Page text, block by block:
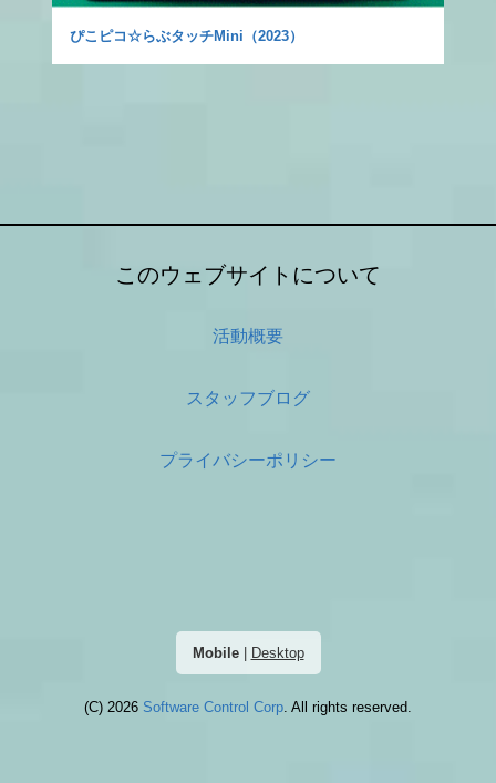
ぴこピコ☆らぶタッチMini（2023）
このウェブサイトについて
活動概要
スタッフブログ
プライバシーポリシー
Mobile| Desktop
(C) 2026 Software Control Corp . All rights reserved.